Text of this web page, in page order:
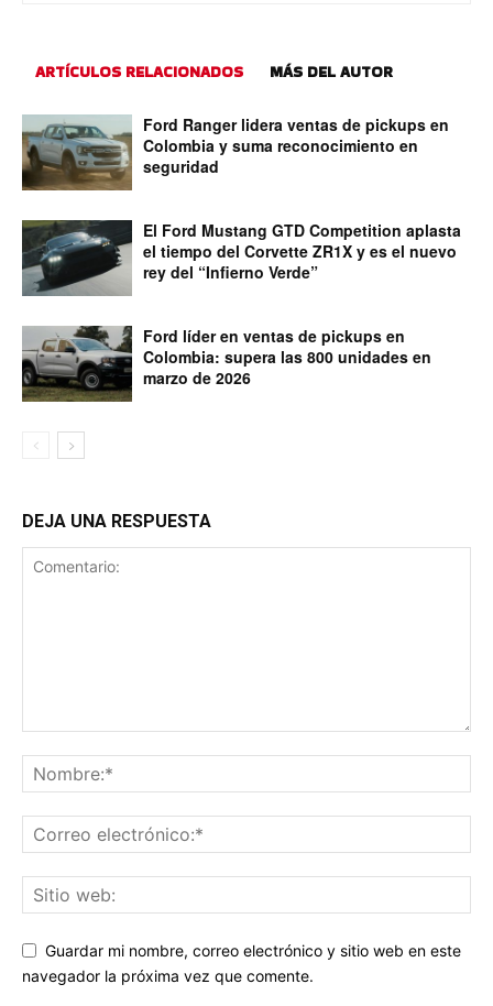
ARTÍCULOS RELACIONADOS MÁS DEL AUTOR
Ford Ranger lidera ventas de pickups en
Colombia y suma reconocimiento en
seguridad
El Ford Mustang GTD Competition aplasta
el tiempo del Corvette ZR1X y es el nuevo
rey del “Infierno Verde”
Ford líder en ventas de pickups en
Colombia: supera las 800 unidades en
marzo de 2026
DEJA UNA RESPUESTA
Guardar mi nombre, correo electrónico y sitio web en este
navegador la próxima vez que comente.